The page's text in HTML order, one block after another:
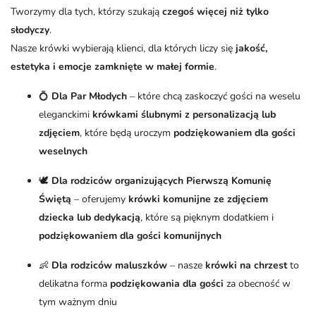
Tworzymy dla tych, którzy szukają czegoś więcej niż tylko
słodyczy.
Nasze krówki wybierają klienci, dla których liczy się jakość,
estetyka i emocje zamknięte w małej formie.
💍 Dla Par Młodych – które chcą zaskoczyć gości na weselu
eleganckimi krówkami ślubnymi z personalizacją lub
zdjęciem, które będą uroczym podziękowaniem dla gości
weselnych
🕊️ Dla rodziców organizujących Pierwszą Komunię
Świętą – oferujemy krówki komunijne ze zdjęciem
dziecka lub dedykacją, które są pięknym dodatkiem i
podziękowaniem dla gości komunijnych
👶 Dla rodziców maluszków – nasze krówki na chrzestto
delikatna forma podziękowania dla gości za obecność w
tym ważnym dniu